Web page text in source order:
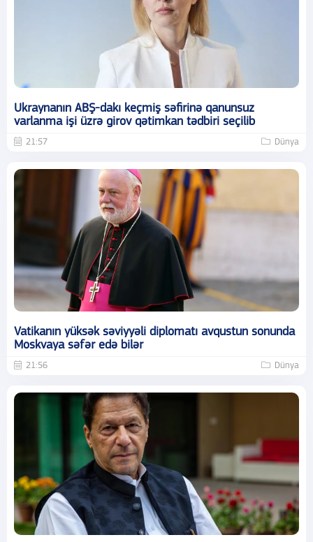
Ukraynanın ABŞ-dakı keçmiş səfirinə qanunsuz
varlanma işi üzrə girov qətimkan tədbiri seçilib
21:57 Dünya
Vatikanın yüksək səviyyəli diplomatı avqustun sonunda
Moskvaya səfər edə bilər
21:56 Dünya